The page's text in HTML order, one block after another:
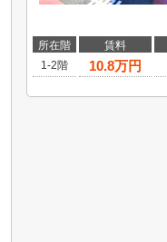
所在階 賃料
1-2階
10.8万円